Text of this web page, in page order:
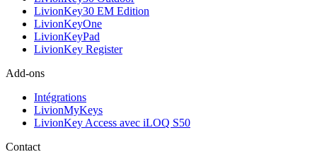
LivionKey30 EM Edition
LivionKeyOne
LivionKeyPad
LivionKey Register
Add-ons
Intégrations
LivionMyKeys
LivionKey Access avec iLOQ S50
Contact